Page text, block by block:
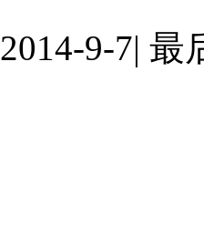
2014-9-7| 最